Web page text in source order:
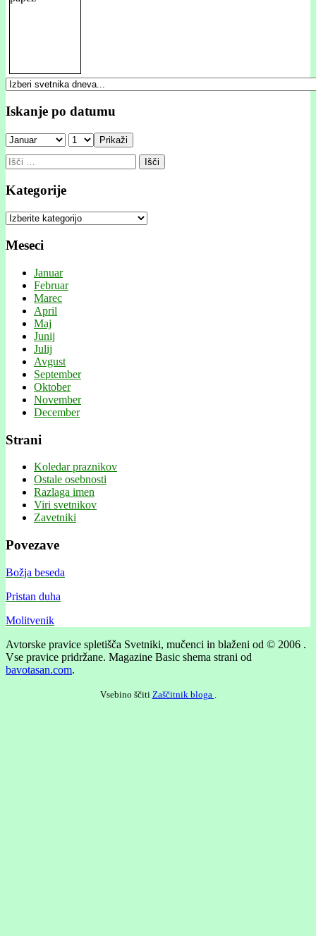
Iskanje po datumu
Prikaži
Išči:
Kategorije
Kategorije
Meseci
Januar
Februar
Marec
April
Maj
Junij
Julij
Avgust
September
Oktober
November
December
Strani
Koledar praznikov
Ostale osebnosti
Razlaga imen
Viri svetnikov
Zavetniki
Povezave
Božja beseda
Pristan duha
Molitvenik
Avtorske pravice spletišča Svetniki, mučenci in blaženi od © 2006 .
Vse pravice pridržane. Magazine Basic shema strani od
bavotasan.com.
Vsebino ščiti Zaščitnik bloga